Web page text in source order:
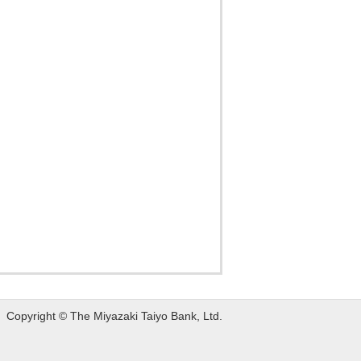
Copyright © The Miyazaki Taiyo Bank, Ltd.